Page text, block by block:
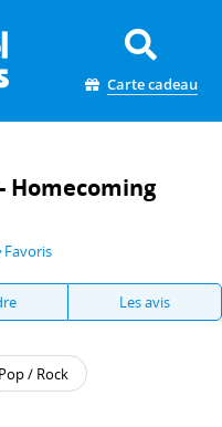
Carte cadeau
Homecoming
Favoris
Les avis
Pop / Rock